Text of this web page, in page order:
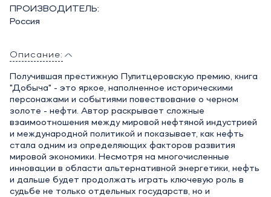
ПРОИЗВОДИТЕЛЬ:
Россия
Описание:
Получившая престижную Пулитцеровскую премию, книга
"Добыча" - это яркое, наполненное историческими
персонажами и событиями повествование о черном
золоте - нефти. Автор раскрывает сложные
взаимоотношения между мировой нефтяной индустрией
и международной политикой и показывает, как нефть
стала одним из определяющих факторов развития
мировой экономики. Несмотря на многочисленные
инновации в области альтернативной энергетики, нефть
и дальше будет продолжать играть ключевую роль в
судьбе не только отдельных государств, но и